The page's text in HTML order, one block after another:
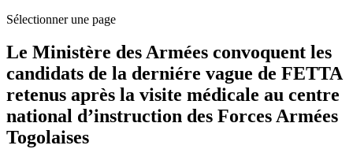
Sélectionner une page
Le Ministère des Armées convoquent les
candidats de la derniére vague de FETTA
retenus après la visite médicale au centre
national d’instruction des Forces Armées
Togolaises